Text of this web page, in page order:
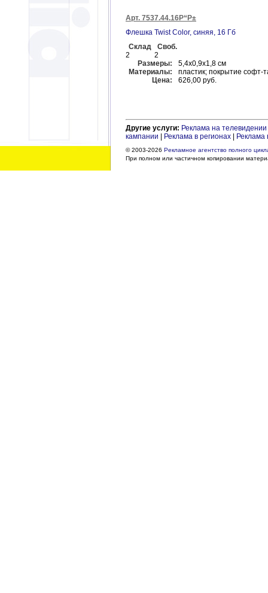
Арт. 7537.44.16Р“Р±
Флешка Twist Color, синяя, 16 Гб
Склад
Своб.
2
2
Размеры:
5,4х0,9х1,8 см
Материалы:
пластик; покрытие софт-
Цена:
626,00 руб.
Другие услуги: Реклама на телевидении
кампании
Реклама в регионах Реклама
© 2003-2026 Рекламное агентство полного
При полном или частичном копировании